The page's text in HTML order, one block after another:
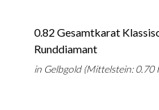
0.82 Gesamtkarat
Runddiamant
in Gelbgold (Mittelstein: 0.70